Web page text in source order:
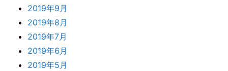
2019年9月
2019年8月
2019年7月
2019年6月
2019年5月